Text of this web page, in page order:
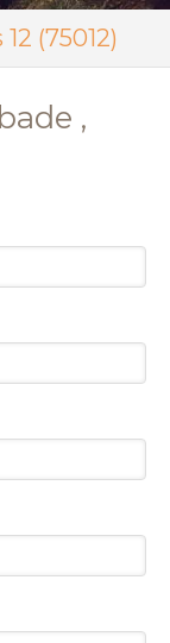
(75012)
,